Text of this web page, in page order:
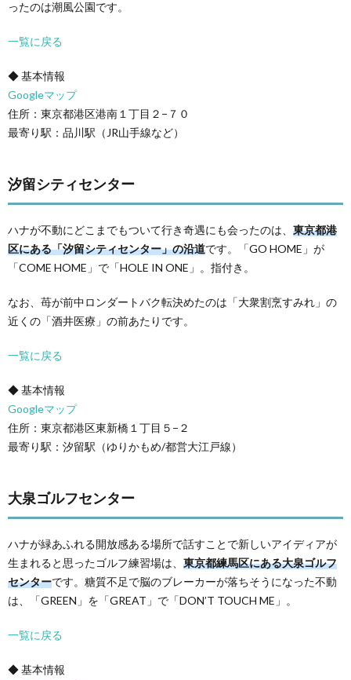
ったのは潮風公園です。
一覧に戻る
◆ 基本情報
Googleマップ
住所：東京都港区港南１丁目２−７０
最寄り駅：品川駅（JR山手線など）
汐留シティセンター
ハナが不動にどこまでもついて行き奇遇にも会ったのは、 東京都港
区にある「汐留シティセンター」の沿道です。「GO HOME」が
「COME HOME」で「HOLE IN ONE」。指付き。
なお、苺が前中ロンダートバク転決めたのは「大衆割烹すみれ」の
近くの「酒井医療」の前あたりです。
一覧に戻る
◆ 基本情報
Googleマップ
住所：東京都港区東新橋１丁目５−２
最寄り駅：汐留駅（ゆりかもめ/都営大江戸線）
大泉ゴルフセンター
ハナが緑あふれる開放感ある場所で話すことで新しいアイディアが
生まれると思ったゴルフ練習場は、 東京都練馬区にある大泉ゴルフ
センターです。糖質不足で脳のブレーカーが落ちそうになった不動
は、「GREEN」を「GREAT」で「DON’T TOUCH ME」。
一覧に戻る
◆ 基本情報